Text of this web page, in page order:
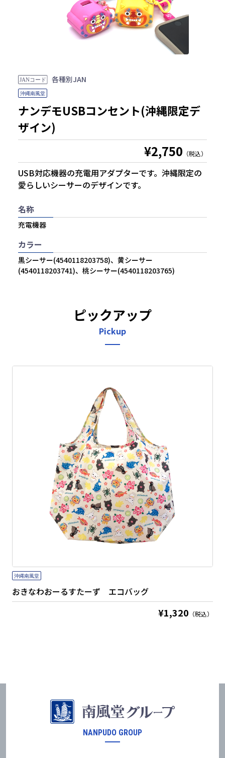
各種別JAN
ナンデモUSBコンセント(沖縄限定デ
ザイン)
¥2,750 （税込）
USB対応機器の充電用アダプターです。沖縄限定の
愛らしいシーサーのデザインです。
名称
充電機器
カラー
黒シーサー(4540118203758)、黄シーサー
(4540118203741)、桃シーサー(4540118203765)
ピックアップ
Pickup
おきなわおーるすたーず エコバッグ
¥1,320 （税込）
NANPUDO GROUP